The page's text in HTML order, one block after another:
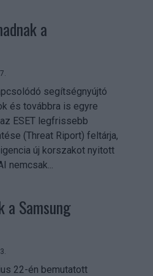
a
segítségnyújtó
és továbbra is egyre
ESET legfrissebb
(Threat Riport) feltárja,
új korszakot nyitott
nemcsak...
a Samsung
22-én bemutatott